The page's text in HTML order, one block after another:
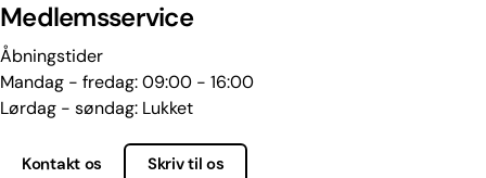
Medlemsservice
Åbningstider
Mandag - fredag: 09:00 - 16:00
Lørdag - søndag: Lukket
Kontakt os Skriv til os